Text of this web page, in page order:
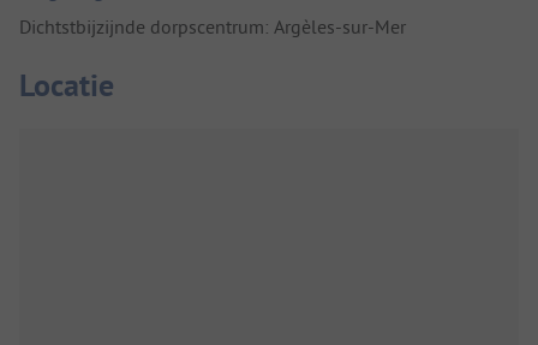
Dichtstbijzijnde dorpscentrum: Argèles-sur-Mer
Locatie